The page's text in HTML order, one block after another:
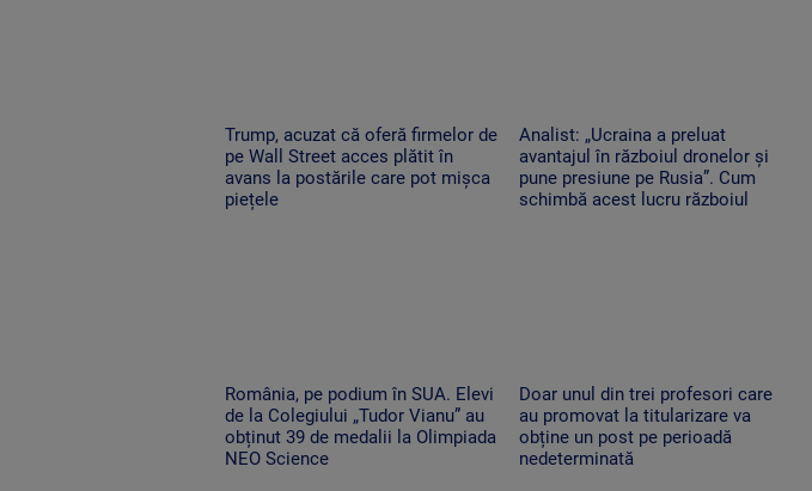
Trump, acuzat că oferă firmelor de
pe Wall Street acces plătit în
avans la postările care pot mișca
piețele
Analist: „Ucraina a preluat
avantajul în războiul dronelor și
pune presiune pe Rusia”. Cum
schimbă acest lucru războiul
România, pe podium în SUA. Elevi
de la Colegiului „Tudor Vianu” au
obținut 39 de medalii la Olimpiada
NEO Science
Doar unul din trei profesori care
au promovat la titularizare va
obține un post pe perioadă
nedeterminată